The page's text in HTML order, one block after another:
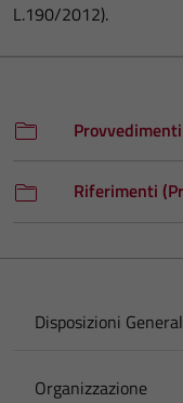
L.190/2012).
Riferimenti
Disposizioni
Organizzazione